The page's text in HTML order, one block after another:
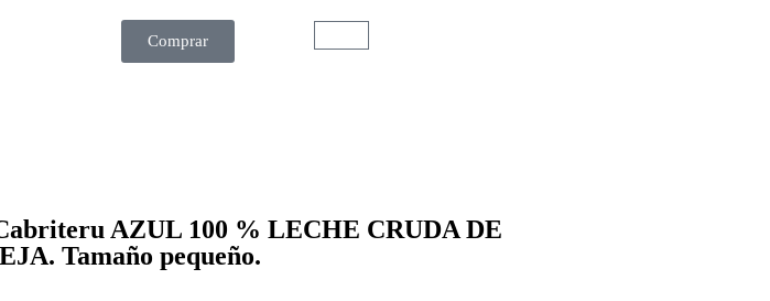
Comprar
AZUL 100 % LECHE CRUDA DE
Tamaño pequeño.